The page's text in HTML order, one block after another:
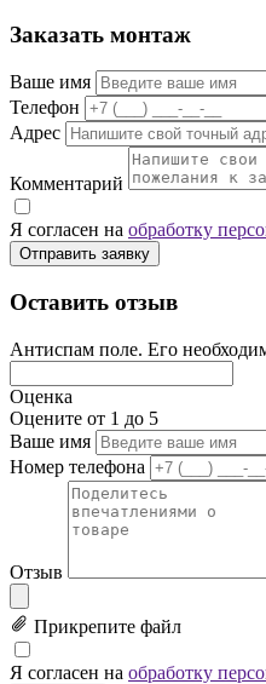
Заказать монтаж
Ваше имя
Телефон
Адрес
Комментарий
Я согласен на обработку
Отправить заявку
Оставить отзыв
Антиспам поле. Его
Оценка
Оцените от 1 до 5
Ваше имя
Номер телефона
Отзыв
Прикрепите файл
Я согласен на обработку